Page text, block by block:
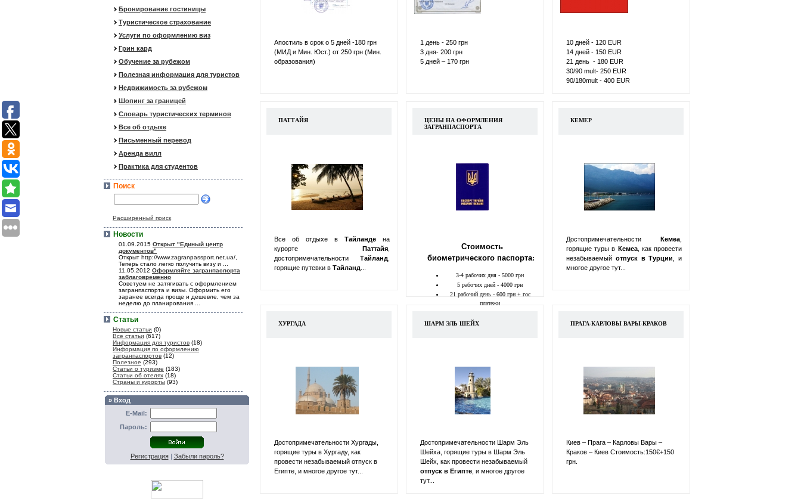
Бронирование гостиницы
Туристическое страхование
Услуги по оформлению виз
Грин кард
Обучение за рубежом
Полезная информация для туристов
Недвижимость за рубежом
Шопинг за границей
Словарь туристических терминов
Все об отдыхе
Письменный перевод
Аренда вилл
Практика для студентов
Поиск
Расширенный поиск
Новости
01.09.2015 Открыт "Единый центр
документов"
Открыт http://www.zagranpassport.net.ua/,
Теперь стало легко получить визу и ...
11.05.2012 Оформляйте загранпаспорта
заблаговременно
Советуем не затягивать с оформлением
загранпаспорта и визы. Оформить его
заранее всегда проще и дешевле, чем за
неделю до планирования ...
Статьи
Новые статьи (0)
Все статьи (617)
Информация для туристов (18)
Информация по оформлению
загранпаспортов (12)
Полезное (293)
Статьи о туризме (183)
Статьи об отелях (18)
Страны и курорты (93)
» Вход
E-Mail:
Пароль:
Регистрация| Забыли пароль?
Апостиль в срок о 5 дней -180 грн
(МИД и Мин. Юст.) от 250 грн (Мин.
образования)
1 день - 250 грн
3 дня- 200 грн
5 дней – 170 грн
10 дней - 120 ЕUR
14 дней - 150 ЕUR
21 день - 180 ЕUR
30/90 mult- 250 ЕUR
90/180mult - 400 ЕUR
ПАТТАЙЯ
Все об отдыхе в Тайланде на
курорте Паттайя
достопримечательности Тайланд
горящие путевки в Тайланд
ЦЕНЫ НА ОФОРМЛЕНИЯ
ЗАГРАНПАСПОРТА
Стоимость
биометрического паспорта:
3-4 рабочих дня - 5000 грн
5 рабочих дней - 4000 грн
21 рабочий день - 600 грн + гос
платежи
КЕМЕР
Достопримечательности Кемеа
горящие туры в Кемеа, как провести
незабываемый отпуск в Турции
, и
многое другое тут...
ХУРГАДА
Достопримечательности Хургады,
горящие туры в Хургаду, как
провести незабываемый отпуск в
Египте, и многое другое тут...
ШАРМ ЭЛЬ ШЕЙХ
Достопримечательности Шарм Эль
Шейха, горящие туры в Шарм Эль
Шейх, как провести незабываемый
отпуск в Египте , и многое другое
тут...
ПРАГА-КАРЛОВЫ ВАРЫ-КРАКОВ
Киев – Прага – Карловы Вары –
Краков – Киев Стоимость:150€+150
грн.